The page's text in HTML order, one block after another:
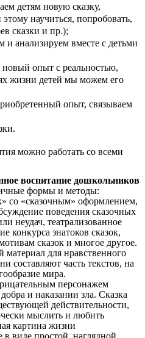
детям новую сказку,
научиться, попробовать,
сказки и пр.);
и анализируем вместе с детьми
опыт с реальностью,
жизни детей мы можем его
опыт, связываем
можно работать со всеми
воспитание дошкольников
формы и методы:
со «сказочным» оформлением,
поведения сказочных
неудач, театрализованное
конкурса знатоков сказок,
сказок и многое другое.
материал для нравственного
составляют часть текстов, на
мира.
персонажем
и наказании зла. Сказка
действительности,
мыслить и любить
картина жизни